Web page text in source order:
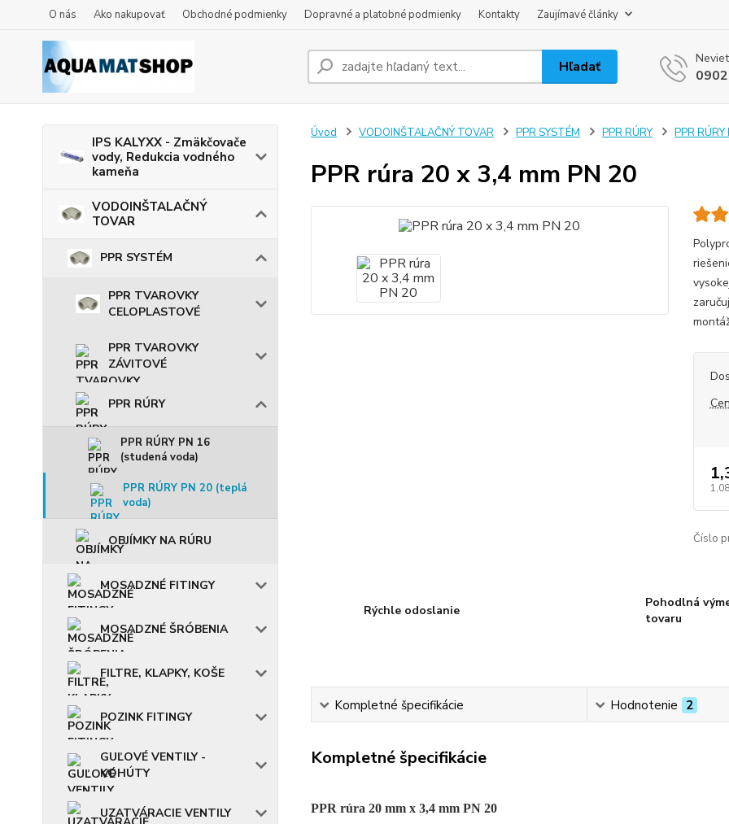
O nás Ako nakupovať Obchodné podmienky Dopravné a platobné podmienky Kontakty Zaujímavé články
Hľadať
IPS KALYXX - Zmäkčovače
vody, Redukcia vodného
kameňa
VODOINŠTALAČNÝ
TOVAR
PPR SYSTÉM
PPR TVAROVKY
CELOPLASTOVÉ
PPR TVAROVKY
ZÁVITOVÉ
PPR RÚRY
PPR RÚRY PN 16
(studená voda)
PPR RÚRY PN 20 (teplá
voda)
OBJÍMKY NA RÚRU
MOSADZNÉ FITINGY
MOSADZNÉ ŠRÓBENIA
FILTRE, KLAPKY, KOŠE
POZINK FITINGY
GUĽOVÉ VENTILY -
KOHÚTY
UZATVÁRACIE VENTILY
Úvod VODOINŠTALAČNÝ TOVAR PPR SYSTÉM PPR RÚRY PPR
PPR rúra 20 x 3,4 mm PN 20
Číslo
Rýchle odoslanie
Pohodlná
tovaru
Kompletné špecifikácie Hodnotenie 2
Kompletné špecifikácie
PPR rúra 20 mm x 3,4 mm PN 20